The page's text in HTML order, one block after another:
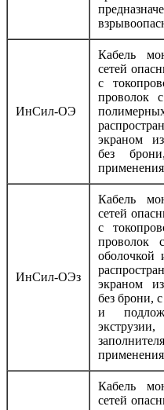
ИнСил-ОЭ
Кабель
сетей
с
проволок
экраном
без
ИнСил-ОЭз
Кабель
сетей
с
проволок
оболочкой
экраном
без брони,
и
Кабель
сетей